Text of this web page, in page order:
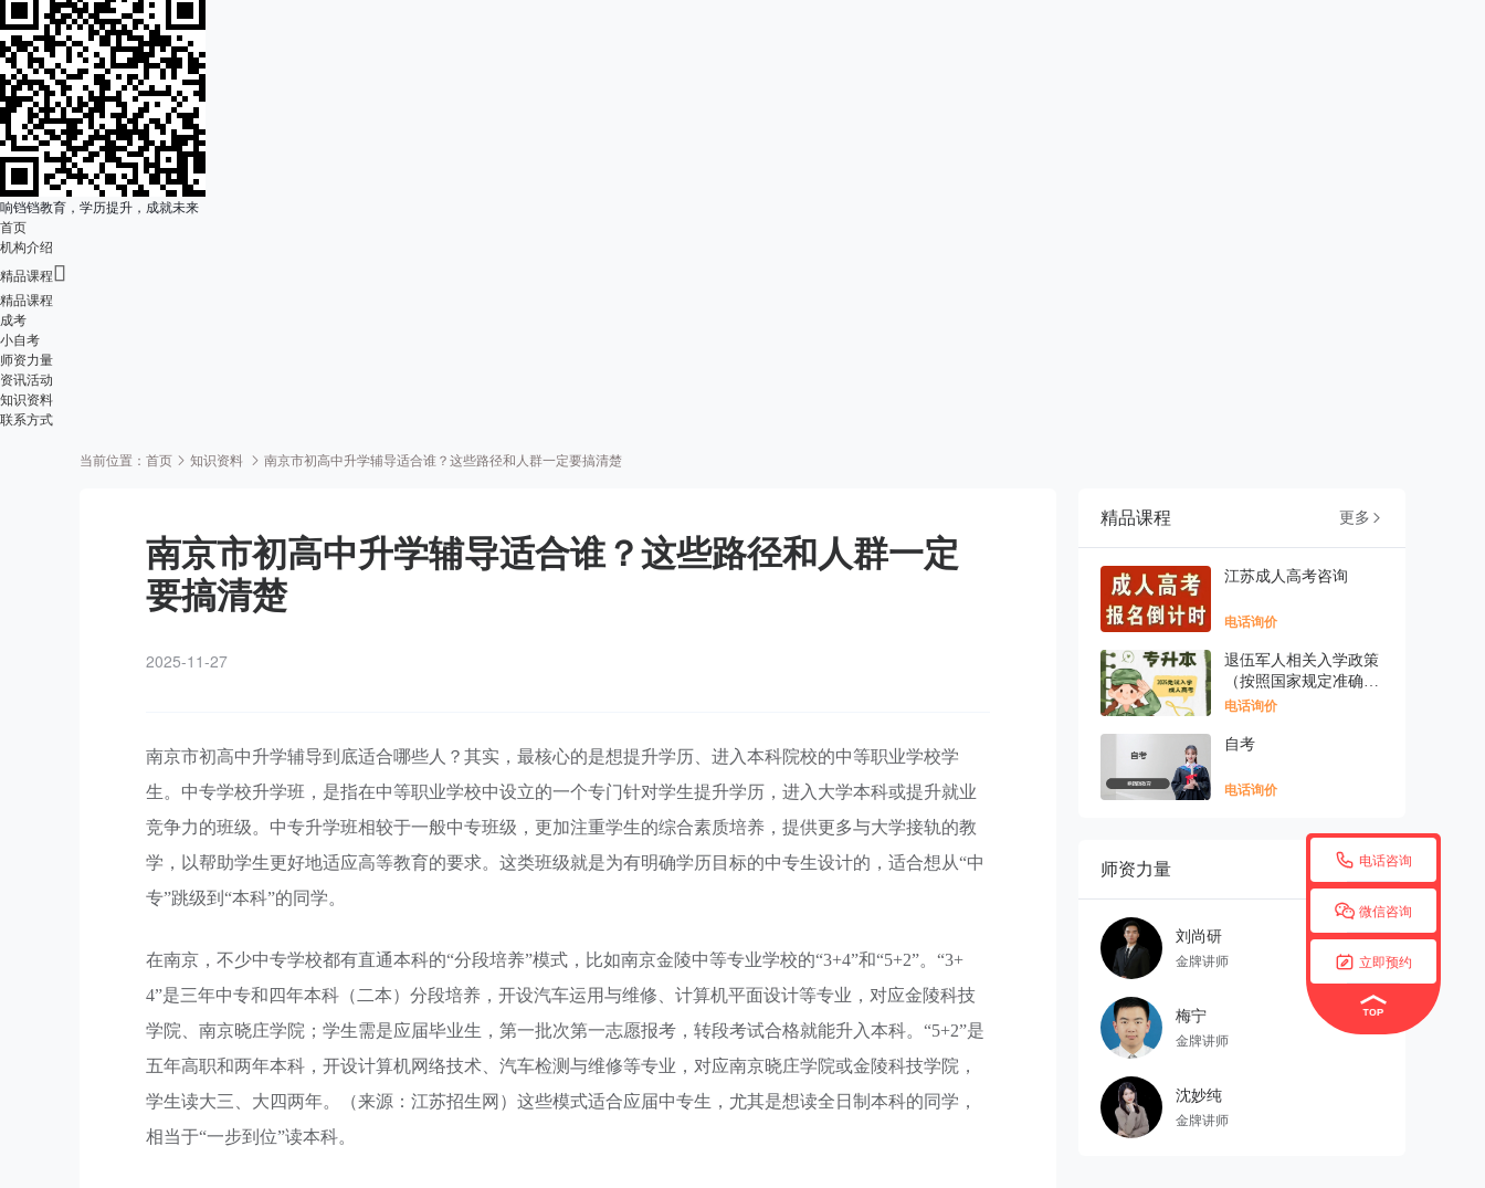
响铛铛教育，学历提升，成就未来
首页
机构介绍
精品课程
精品课程
成考
小自考
师资力量
资讯活动
知识资料
联系方式
 电话咨询
 微信咨询
 立即预约
当前位置： 首页 知识资料 南京市初高中升学辅导适合谁？这些路径和人群一定要搞清楚
南京市初高中升学辅导适合谁？这些路径和人群一定
要搞清楚
2025-11-27
南京市初高中升学辅导到底适合哪些人？其实，最核心的是想提升学历、进入本科院校的中等职业学校学
生。中专学校升学班，是指在中等职业学校中设立的一个专门针对学生提升学历，进入大学本科或提升就业
竞争力的班级。中专升学班相较于一般中专班级，更加注重学生的综合素质培养，提供更多与大学接轨的教
学，以帮助学生更好地适应高等教育的要求。这类班级就是为有明确学历目标的中专生设计的，适合想从“中
专”跳级到“本科”的同学。
在南京，不少中专学校都有直通本科的“分段培养”模式，比如南京金陵中等专业学校的“3+4”和“5+2”。“3+
4”是三年中专和四年本科（二本）分段培养，开设汽车运用与维修、计算机平面设计等专业，对应金陵科技
学院、南京晓庄学院；学生需是应届毕业生，第一批次第一志愿报考，转段考试合格就能升入本科。“5+2”是
五年高职和两年本科，开设计算机网络技术、汽车检测与维修等专业，对应南京晓庄学院或金陵科技学院，
学生读大三、大四两年。（来源：江苏招生网）这些模式适合应届中专生，尤其是想读全日制本科的同学，
相当于“一步到位”读本科。
精品课程 更多 
江苏成人高考咨询
电话询价
退伍军人相关入学政策
（按照国家规定准确表
述
电话询价
自考
电话询价
师资力量 更多
刘尚研
金牌讲师
梅宁
金牌讲师
沈妙纯
金牌讲师